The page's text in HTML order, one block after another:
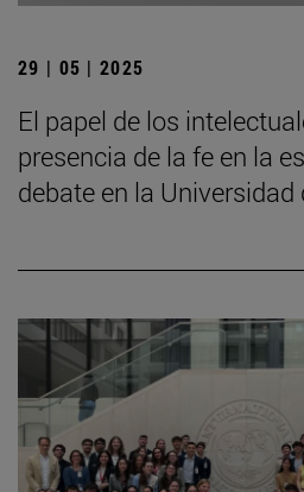
29 | 05 | 2025
El papel de los
presencia de la fe en la
debate en la Universidad